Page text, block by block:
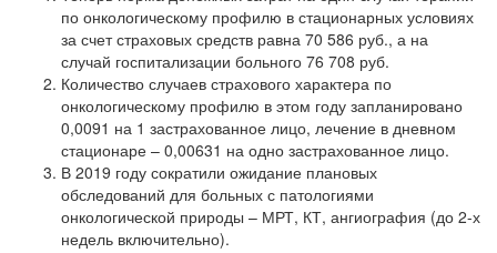
по онкологическому профилю в стационарных условиях
за счет страховых средств равна 70 586 руб., а на
случай госпитализации больного 76 708 руб.
Количество случаев страхового характера по
онкологическому профилю в этом году запланировано
0,0091 на 1 застрахованное лицо, лечение в дневном
стационаре – 0,00631 на одно застрахованное лицо.
В 2019 году сократили ожидание плановых
обследований для больных с патологиями
онкологической природы – МРТ, КТ, ангиография (до 2-х
недель включительно).